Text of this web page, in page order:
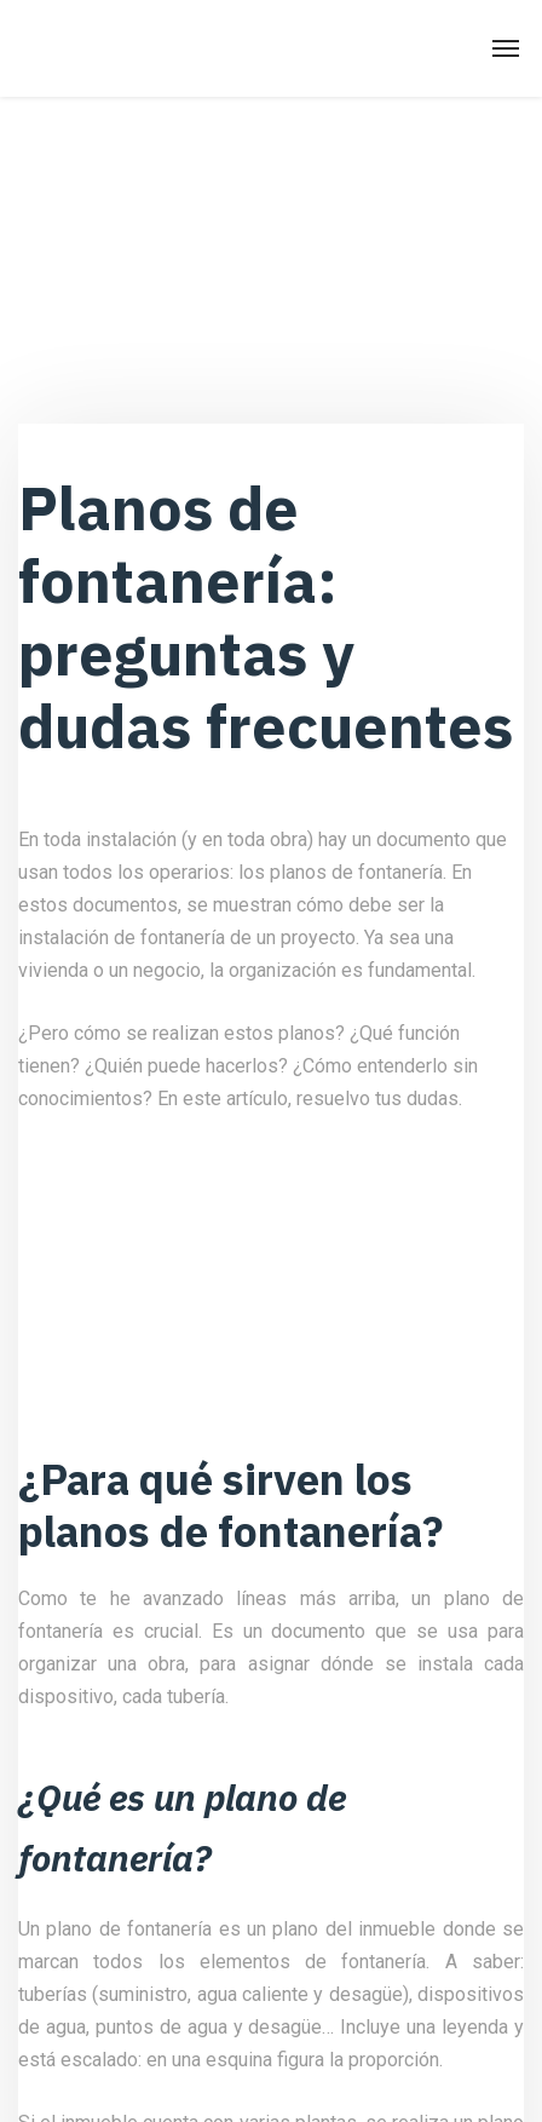
Planos de
fontanería:
preguntas y
dudas frecuentes
En toda instalación (y en toda obra) hay un documento que
usan todos los operarios: los planos de fontanería. En
estos documentos, se muestran cómo debe ser la
instalación de fontanería de un proyecto. Ya sea una
vivienda o un negocio, la organización es fundamental.
¿Pero cómo se realizan estos planos? ¿Qué función
tienen? ¿Quién puede hacerlos? ¿Cómo entenderlo sin
conocimientos? En este artículo, resuelvo tus dudas.
¿Para qué sirven los
planos de fontanería?
Como te he avanzado líneas más arriba, un plano de
fontanería es crucial. Es un documento que se usa para
organizar una obra, para asignar dónde se instala cada
dispositivo, cada tubería.
¿Qué es un plano de
fontanería?
Un plano de fontanería es un plano del inmueble donde se
marcan todos los elementos de fontanería. A saber:
tuberías (suministro, agua caliente y desagüe), dispositivos
de agua, puntos de agua y desagüe… Incluye una leyenda y
está escalado: en una esquina figura la proporción.